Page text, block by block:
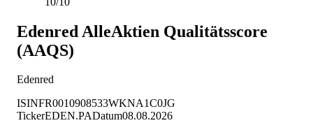
Edenred AlleAktien Qualitätsscore
(AAQS)
Edenred
ISINFR0010908533WKNA1C0JG
TickerEDEN.PADatum08.08.2026